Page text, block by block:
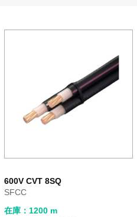
600V CVT 8SQ
SFCC
在庫：1200 m